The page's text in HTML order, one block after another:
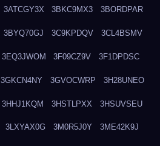
3ATCGY3X 3BKC9MX3 3BORDPAR
3BYQ70GJ 3C9KPDQV 3CL4BSMV
3EQ3JWOM 3F09CZ9V 3F1DPDSC
3GKCN4NY 3GVOCWRP 3H28UNEO
3HHJ1KQM 3HSTLPXX 3HSUVSEU
3LXYAX0G 3M0R5J0Y 3ME42K9J